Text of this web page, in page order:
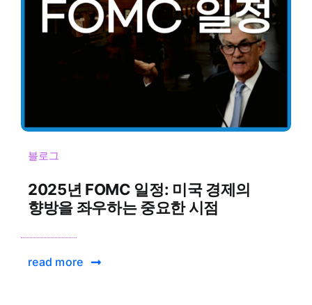
블로그
2025년 FOMC 일정: 미국 경제의
향방을 좌우하는 중요한 시점
read more